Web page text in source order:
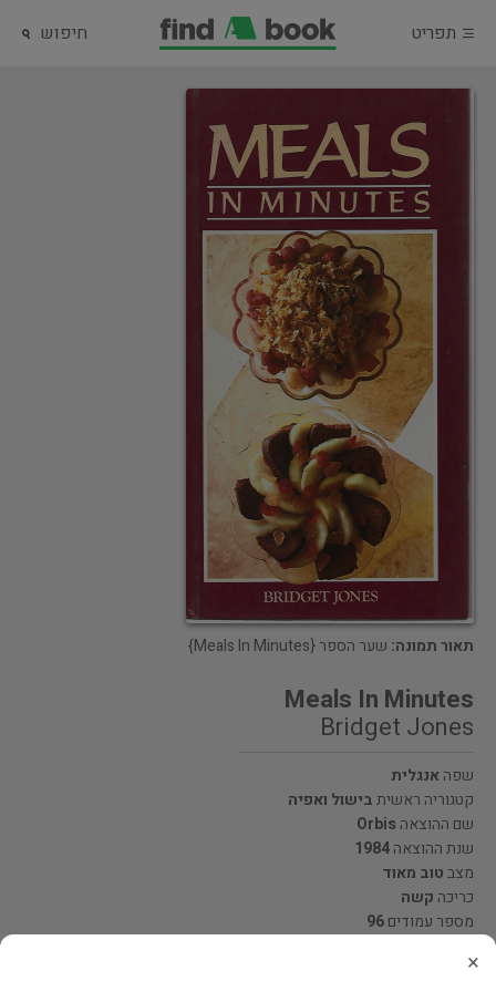
תפריט חיפוש
תאור תמונה: שער הספר {Meals In Minutes}
Meals In Minutes
Bridget Jones
שפהאנגלית
קטגוריה ראשיתבישול ואפיה
שם ההוצאהOrbis
שנת ההוצאה1984
מצבטוב מאוד
כריכה קשה
מספר עמודים96
×